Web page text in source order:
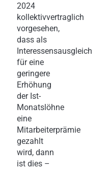
2024
kollektivvertraglich
vorgesehen,
dass als
Interessensausgleich
für eine
geringere
Erhöhung
der Ist-
Monatslöhne
eine
Mitarbeiterprämie
gezahlt
wird, dann
ist dies –